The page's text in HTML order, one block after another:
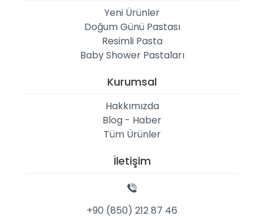
Yeni Ürünler
Doğum Günü Pastası
Resimli Pasta
Baby Shower Pastaları
Kurumsal
Hakkımızda
Blog - Haber
Tüm Ürünler
İletişim
+90 (850) 212 87 46